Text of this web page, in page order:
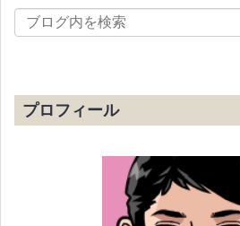
プロフィール